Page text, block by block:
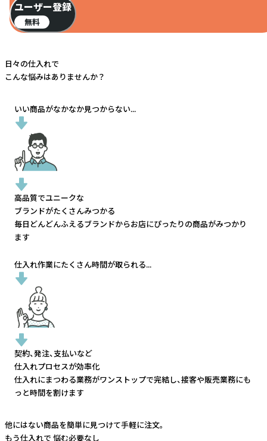
ユーザー登録
無料
日々の仕入れで
こんな悩みはありませんか？
いい商品がなかなか見つからない...
高品質でユニークな
ブランドがたくさんみつかる
毎日どんどんふえるブランドからお店にぴったりの商品がみつかり
ます
仕入れ作業にたくさん時間が取られる...
契約、発注、支払いなど
仕入れプロセスが効率化
仕入れにまつわる業務がワンストップで完結し、接客や販売業務にも
っと時間を割けます
他にはない商品を簡単に見つけて手軽に注文。
もう仕入れで 悩む必要なし